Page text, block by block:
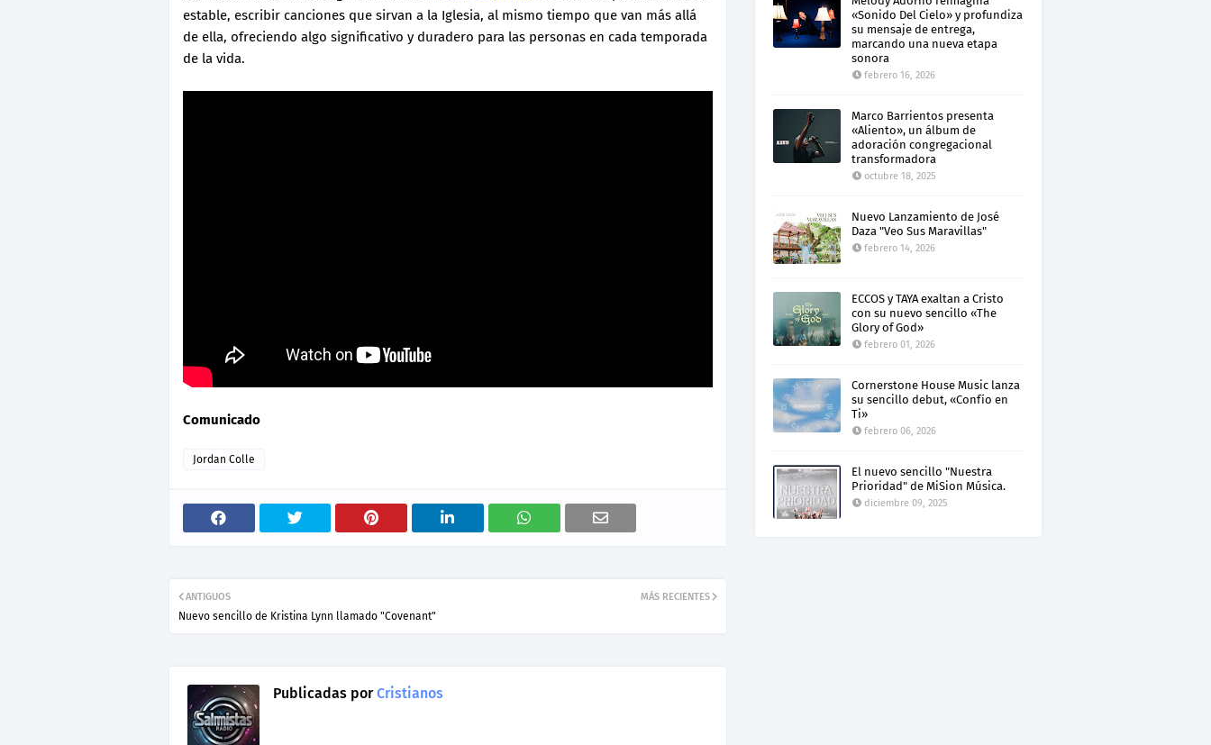
estable, escribir canciones que sirvan a la Iglesia, al mismo tiempo que van más allá
de ella, ofreciendo algo significativo y duradero para las personas en cada temporada
de la vida.
Comunicado
Jordan Colle
MÁS RECIENTES
ANTIGUOS
Nuevo sencillo de Kristina Lynn llamado "Covenant"
Publicadas porCristianos
«Sonido Del Cielo» y profundiza
su mensaje de entrega,
marcando una nueva etapa
sonora
febrero 16, 2026
Marco Barrientos presenta
«Aliento», un álbum de
adoración congregacional
transformadora
octubre 18, 2025
Nuevo Lanzamiento de José
Daza "Veo Sus Maravillas"
febrero 14, 2026
ECCOS y TAYA exaltan a Cristo
con su nuevo sencillo «The
Glory of God»
febrero 01, 2026
Cornerstone House Music lanza
su sencillo debut, «Confío en
Ti»
febrero 06, 2026
El nuevo sencillo "Nuestra
Prioridad" de MiSion Música.
diciembre 09, 2025